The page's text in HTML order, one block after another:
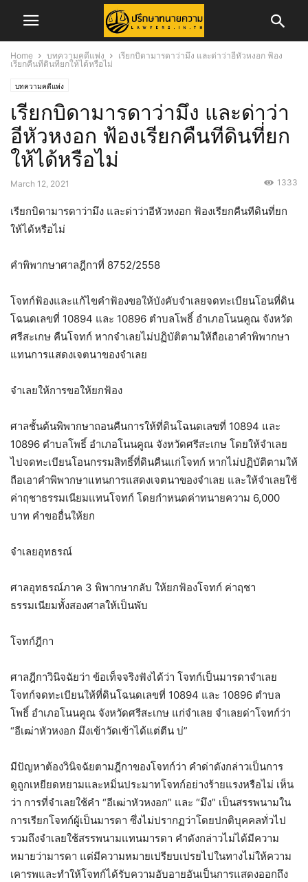
Home บทความคดีแพ่ง
เรียกบิดามารดาว่ามึง และด่าว่าอีหัวหงอก ฟ้อง
เรียกคืนทีดินที่ยกให้ได้หรือไม่
บทความคดีแพ่ง
เรียกบิดามารดาว่ามึง และด่าว่า
อีหัวหงอก ฟ้องเรียกคืนทีดินที่ยก
ให้ได้หรือไม่
March 12, 2021 1333
เรียกบิดามารดาว่ามึง และด่าว่าอีหัวหงอก ฟ้องเรียกคืนทีดินที่ยก
ให้ได้หรือไม่
คำพิพากษาศาลฎีกาที่ 8752/2558
โจทก์ฟ้องและแก้ไขคำฟ้องขอให้บังคับจำเลยจดทะเบียนโอนที่ดิน
โฉนดเลขที่ 10894 และ 10896 ตำบลโพธิ์ อำเภอโนนคูณ จังหวัด
ศรีสะเกษ คืนโจทก์ หากจำเลยไม่ปฏิบัติตามให้ถือเอาคำพิพากษา
แทนการแสดงเจตนาของจำเลย
จำเลยให้การขอให้ยกฟ้อง
ศาลชั้นต้นพิพากษาถอนคืนการให้ที่ดินโฉนดเลขที่ 10894 และ
10896 ตำบลโพธิ์ อำเภอโนนคูณ จังหวัดศรีสะเกษ โดยให้จำเลย
ไปจดทะเบียนโอนกรรมสิทธิ์ที่ดินคืนแก่โจทก์ หากไม่ปฏิบัติตามให้
ถือเอาคำพิพากษาแทนการแสดงเจตนาของจำเลย และให้จำเลยใช้
ค่าฤชาธรรมเนียมแทนโจทก์ โดยกำหนดค่าทนายความ 6,000
บาท คำขออื่นให้ยก
จำเลยอุทธรณ์
ศาลอุทธรณ์ภาค 3 พิพากษากลับ ให้ยกฟ้องโจทก์ ค่าฤชา
ธรรมเนียมทั้งสองศาลให้เป็นพับ
โจทก์ฎีกา
ศาลฎีกาวินิจฉัยว่า ข้อเท็จจริงฟังได้ว่า โจทก์เป็นมารดาจำเลย
โจทก์จดทะเบียนให้ที่ดินโฉนดเลขที่ 10894 และ 10896 ตำบล
โพธิ์ อำเภอโนนคูณ จังหวัดศรีสะเกษ แก่จำเลย จำเลยด่าโจทก์ว่า
“อีเฒ่าหัวหงอก มึงเข้าวัดเข้าได้แต่ตีน บ่”
มีปัญหาต้องวินิจฉัยตามฎีกาของโจทก์ว่า คำด่าดังกล่าวเป็นการ
ดูถูกเหยียดหยามและหมิ่นประมาทโจทก์อย่างร้ายแรงหรือไม่ เห็น
ว่า การที่จำเลยใช้คำ “อีเฒ่าหัวหงอก” และ “มึง” เป็นสรรพนามใน
การเรียกโจทก์ผู้เป็นมารดา ซึ่งไม่ปรากฏว่าโดยปกติบุคคลทั่วไป
รวมถึงจำเลยใช้สรรพนามแทนมารดา คำดังกล่าวไม่ได้มีความ
หมายว่ามารดา แต่มีความหมายเปรียบเปรยไปในทางไม่ให้ความ
เคารพและทำให้โจทก์ได้รับความอับอายอันเป็นการแสดงออกถึง